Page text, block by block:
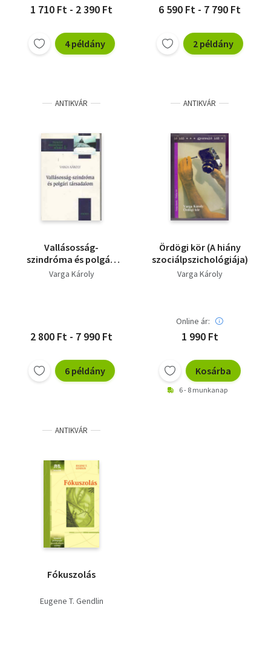
1 710 Ft - 2 390 Ft
4 példány
6 590 Ft - 7 790 Ft
2 példány
ANTIKVÁR
Vallásosság-
szindróma és polgári
társadalom
Varga Károly
2 800 Ft - 7 990 Ft
6 példány
ANTIKVÁR
Ördögi kör (A hiány
szociálpszichológiája)
Varga Károly
Online ár:
1 990 Ft
Kosárba
6 - 8 munkanap
ANTIKVÁR
Fókuszolás
Eugene T. Gendlin